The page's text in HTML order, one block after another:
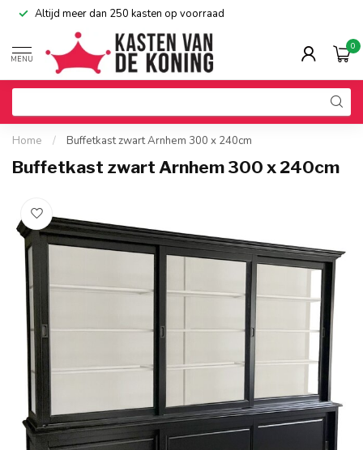
Altijd meer dan 250 kasten op voorraad
MENU
0
Home / Buffetkast zwart Arnhem 300 x 240cm
Buffetkast zwart Arnhem 300 x 240cm